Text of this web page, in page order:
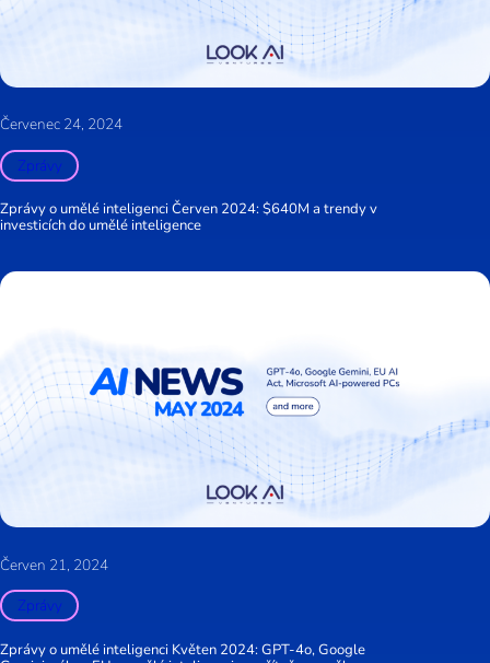
Červenec 24, 2024
Zprávy
Zprávy o umělé inteligenci Červen 2024: $640M a trendy v
investicích do umělé inteligence
Červen 21, 2024
Zprávy
Zprávy o umělé inteligenci Květen 2024: GPT-4o, Google